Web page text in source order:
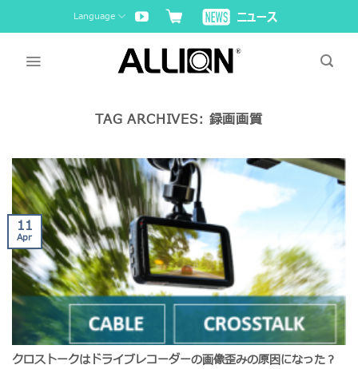
to
Language
TAG ARCHIVES: 録画画質
クロストークはドライブレコーダーの画像歪みの原因になった？
11
Apr